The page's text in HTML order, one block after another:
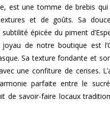
est une tomme de brebis
et de goûts. Sa
épicée du piment
de notre boutique est
Sa texture fondante et
une confiture de cerises.
parfaite entre le
de savoir-faire locaux